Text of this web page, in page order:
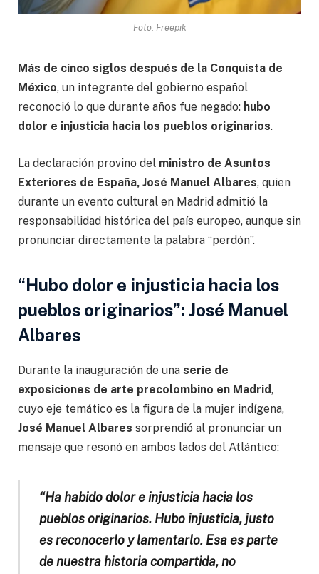
Foto: Freepik
Más de cinco siglos después de la Conquista de
México, un integrante del gobierno español
reconoció lo que durante años fue negado: hubo
dolor e injusticia hacia los pueblos originarios.
La declaración provino del ministro de Asuntos
Exteriores de España, José Manuel Albares, quien
durante un evento cultural en Madrid admitió la
responsabilidad histórica del país europeo, aunque sin
pronunciar directamente la palabra “perdón”.
“Hubo dolor e injusticia hacia los
pueblos originarios”: José Manuel
Albares
Durante la inauguración de una serie de
exposiciones de arte precolombino en Madrid,
cuyo eje temático es la figura de la mujer indígena,
José Manuel Albares sorprendió al pronunciar un
mensaje que resonó en ambos lados del Atlántico:
“Ha habido dolor e injusticia hacia los
pueblos originarios. Hubo injusticia, justo
es reconocerlo y lamentarlo. Esa es parte
de nuestra historia compartida, no